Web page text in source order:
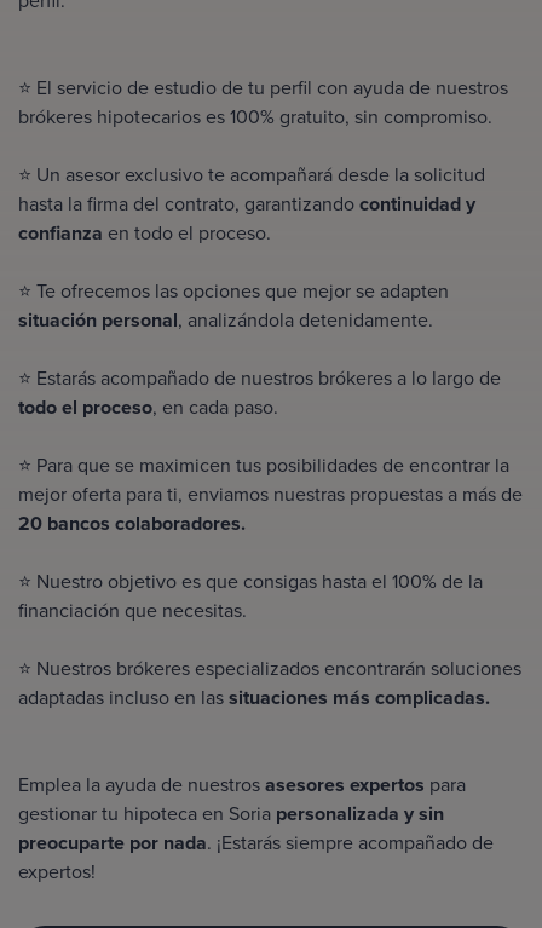
⭐ El servicio de estudio de tu perfil con ayuda de nuestros
brókeres hipotecarios es100% gratuito, sin compromiso.
⭐ Un asesor exclusivo te acompañará desde la solicitud
hasta la firma del contrato, garantizandocontinuidad y
confianza en todo el proceso.
⭐ Te ofrecemos las opciones que mejor se adapten
situación personal, analizándola detenidamente.
⭐ Estarás acompañado de nuestros brókeres a lo largo de
todo el proceso, en cada paso.
⭐ Para que se maximicen tus posibilidades de encontrar la
mejor oferta para ti, enviamos nuestras propuestas a más de
20 bancos colaboradores.
⭐ Nuestro objetivo es que consigas hasta el 100% de la
financiación que necesitas.
⭐ Nuestros brókeres especializados encontrarán soluciones
adaptadas incluso en lassituaciones más complicadas.
Emplea la ayuda de nuestrosasesores expertos para
gestionar tu hipoteca en Soria personalizada y sin
preocuparte por nada. ¡Estarás siempre acompañado de
expertos!